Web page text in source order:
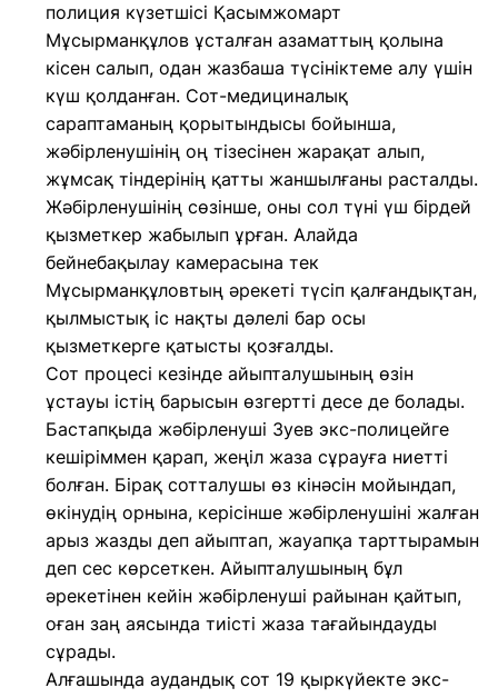
полиция күзетшісі Қасымжомарт
Мұсырманқұлов ұсталған азаматтың қолына
кісен салып, одан жазбаша түсініктеме алу үшін
күш қолданған. Сот-медициналық
сараптаманың қорытындысы бойынша,
жәбірленушінің оң тізесінен жарақат алып,
жұмсақ тіндерінің қатты жаншылғаны расталды.
Жәбірленушінің сөзінше, оны сол түні үш бірдей
қызметкер жабылып ұрған. Алайда
бейнебақылау камерасына тек
Мұсырманқұловтың әрекеті түсіп қалғандықтан,
қылмыстық іс нақты дәлелі бар осы
қызметкерге қатысты қозғалды.
Сот процесі кезінде айыпталушының өзін
ұстауы істің барысын өзгертті десе де болады.
Бастапқыда жәбірленуші Зуев экс-полицейге
кешіріммен қарап, жеңіл жаза сұрауға ниетті
болған. Бірақ сотталушы өз кінәсін мойындап,
өкінудің орнына, керісінше жәбірленушіні жалған
арыз жазды деп айыптап, жауапқа тарттырамын
деп сес көрсеткен. Айыпталушының бұл
әрекетінен кейін жәбірленуші райынан қайтып,
оған заң аясында тиісті жаза тағайындауды
сұрады.
Алғашында аудандық сот 19 қыркүйекте экс-